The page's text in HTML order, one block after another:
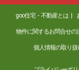
住
専有
間取
佐賀県鳥栖市村田町
goo住宅・不動産とは
物件に関するお問合せの
個人情報の取り